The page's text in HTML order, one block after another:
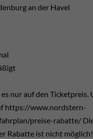
an der Havel
nur auf den Ticketpreis.
https://www.nordstern-
preise-rabatte/
Rabatte ist nicht möglich!